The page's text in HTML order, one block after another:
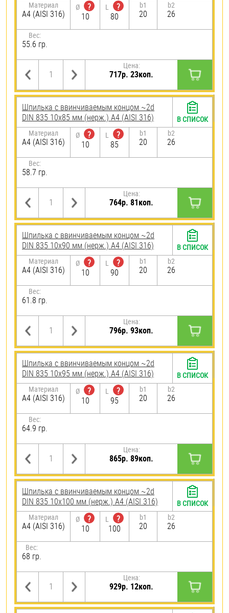
Материал
A4 (AISI 316)
Ø
?
10
L
?
80
b1
20
b2
26
Вес:
55.6 гр.
Цена:
717р. 23коп.
Шпилька c ввинчиваемым концом ~2d
DIN 835 10х85 мм (нерж.) A4 (AISI 316)
Материал
A4 (AISI 316)
Ø
?
10
L
?
85
b1
20
b2
26
Вес:
58.7 гр.
Цена:
764р. 81коп.
В СПИСОК
Шпилька c ввинчиваемым концом ~2d
DIN 835 10х90 мм (нерж.) A4 (AISI 316)
Материал
A4 (AISI 316)
Ø
?
10
L
?
90
b1
20
b2
26
Вес:
61.8 гр.
Цена:
796р. 93коп.
В СПИСОК
Шпилька c ввинчиваемым концом ~2d
DIN 835 10х95 мм (нерж.) A4 (AISI 316)
Материал
A4 (AISI 316)
Ø
?
10
L
?
95
b1
20
b2
26
Вес:
64.9 гр.
Цена:
865р. 89коп.
В СПИСОК
Шпилька c ввинчиваемым концом ~2d
DIN 835 10х100 мм (нерж.) A4 (AISI 316)
Материал
A4 (AISI 316)
Ø
?
10
L
?
100
b1
20
b2
26
Вес:
68 гр.
Цена:
929р. 12коп.
В СПИСОК